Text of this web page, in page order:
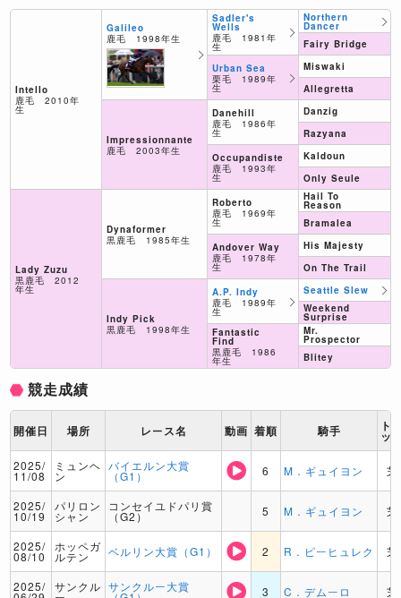
Intello
鹿毛 2010年
生
Lady Zuzu
黒鹿毛 2012
年生
Galileo
鹿毛 1998年生
Impressionnante
鹿毛 2003年生
Dynaformer
黒鹿毛 1985年生
Indy Pick
黒鹿毛 1998年生
Sadler's
Wells
鹿毛 1981年
生
Urban Sea
栗毛 1989年
生
Danehill
鹿毛 1986年
生
Occupandiste
鹿毛 1993年
生
Roberto
鹿毛 1969年
生
Andover Way
鹿毛 1978年
生
A.P. Indy
鹿毛 1989年
生
Fantastic
Find
黒鹿毛 1986
年生
Northern
Dancer
Fairy Bridge
Miswaki
Allegretta
Danzig
Razyana
Kaldoun
Only Seule
Hail To
Reason
Bramalea
His Majesty
On The Trail
Seattle Slew
Weekend
Surprise
Mr.
Prospector
Blitey
競走成績
開催日 場所 レース名 動画 着順 騎手 ト
ッ
2025/
11/08
ミュンヘ
ン
バイエルン大賞
（G1） 6 M．ギュイヨン 芝
2025/
10/19
パリロン
シャン
コンセイユドパリ賞
（G2） 5 M．ギュイヨン 芝
2025/
08/10
ホッペガ
ルテン ベルリン大賞（G1） 2 R．ピーヒュレク 芝
2025/ サンクル サンクルー大賞 3 C．デムーロ 芝